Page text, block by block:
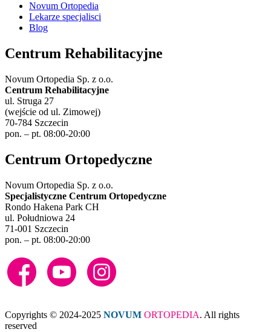
Novum Ortopedia
Lekarze specjalisci
Blog
Centrum Rehabilitacyjne
Novum Ortopedia Sp. z o.o.
Centrum Rehabilitacyjne
ul. Struga 27
(wejście od ul. Zimowej)
70-784 Szczecin
pon. – pt. 08:00-20:00
Centrum Ortopedyczne
Novum Ortopedia Sp. z o.o.
Specjalistyczne Centrum Ortopedyczne
Rondo Hakena Park CH
ul. Południowa 24
71-001 Szczecin
pon. – pt. 08:00-20:00
Copyrights © 2024-2025 NOVUM ORTOPEDIA. All rights
reserved